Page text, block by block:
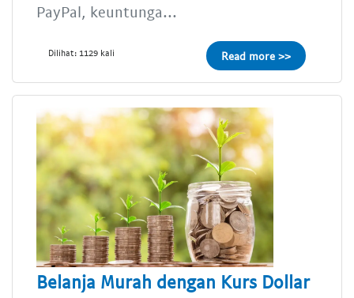
PayPal, keuntunga...
Dilihat: 1129 kali Read more >>
Belanja Murah dengan Kurs Dollar